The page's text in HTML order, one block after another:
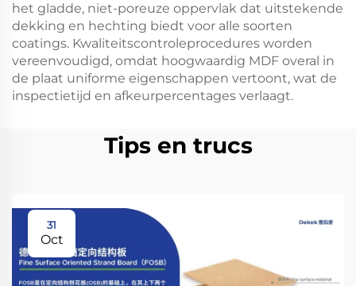
het gladde, niet-poreuze oppervlak dat uitstekende
dekking en hechting biedt voor alle soorten
coatings. Kwaliteitscontroleprocedures worden
vereenvoudigd, omdat hoogwaardig MDF overal in
de plaat uniforme eigenschappen vertoont, wat de
inspectietijd en afkeurpercentages verlaagt.
Tips en trucs
31
Oct